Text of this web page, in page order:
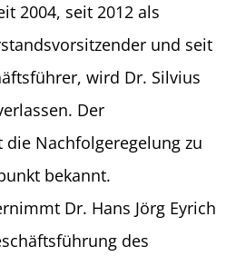
2004, seit 2012 als
und seit
wird Dr. Silvius
Der
Nachfolgeregelung zu
bekannt.
Dr. Hans Jörg Eyrich
des